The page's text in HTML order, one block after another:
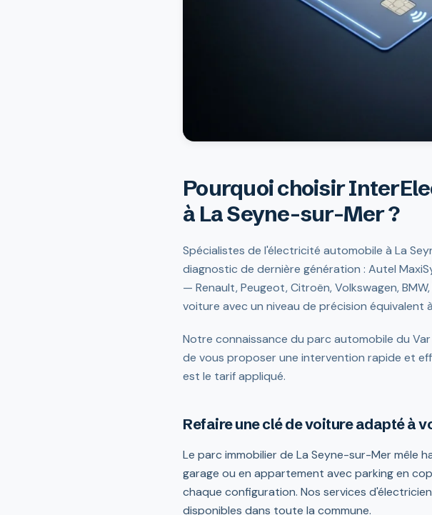
Pourquoi choisir
à La Seyne-sur-Mer ?
Spécialistes de l'électricité automobile à La
diagnostic de dernière génération : Autel
— Renault, Peugeot, Citroën, Volkswagen,
voiture avec un niveau de précision équivalent
Notre connaissance du parc automobile du
de vous proposer une intervention rapide et
est le tarif appliqué.
Refaire une clé de voiture adapté à
Le parc immobilier de La Seyne-sur-Mer mêle
garage ou en appartement avec parking en
chaque configuration. Nos services
disponibles dans toute la commune.